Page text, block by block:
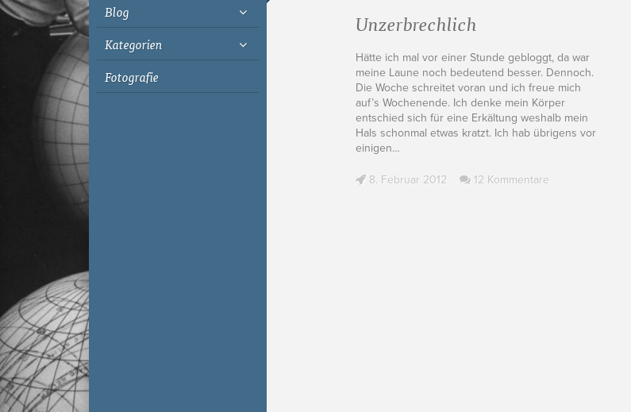
Blog
Kategorien
Fotografie
Unzerbrechlich
Hätte ich mal vor einer Stunde gebloggt, da war
meine Laune noch bedeutend besser. Dennoch.
Die Woche schreitet voran und ich freue mich
auf’s Wochenende. Ich denke mein Körper
entschied sich für eine Erkältung weshalb mein
Hals schonmal etwas kratzt. Ich hab übrigens vor
einigen…
8. Februar 2012 12 Kommentare